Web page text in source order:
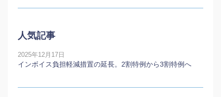
人気記事
2025年12月17日
インボイス負担軽減措置の延長。2割特例から3割特例へ